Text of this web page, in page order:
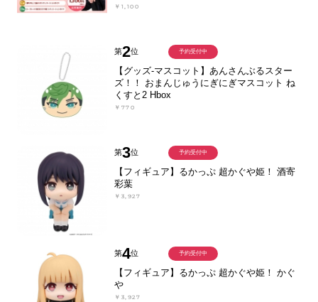
￥1,100
第2位
【グッズ-マスコット】あんさんぶるスター
ズ！！ おまんじゅうにぎにぎマスコット ね
くすと2 Hbox
￥770
予約受付中
第3位
【フィギュア】るかっぷ 超かぐや姫！ 酒寄
彩葉
￥3,927
予約受付中
第4位
【フィギュア】るかっぷ 超かぐや姫！ かぐ
や
￥3,927
予約受付中